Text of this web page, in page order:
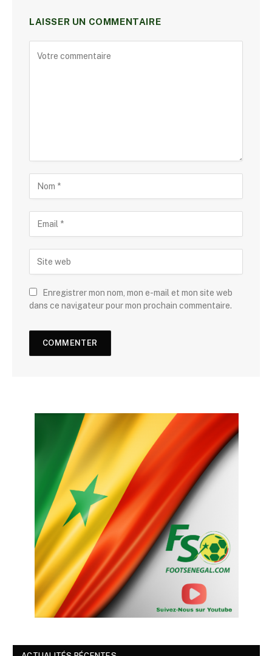
LAISSER UN COMMENTAIRE
Enregistrer mon nom, mon e-mail et mon site web
dans ce navigateur pour mon prochain commentaire.